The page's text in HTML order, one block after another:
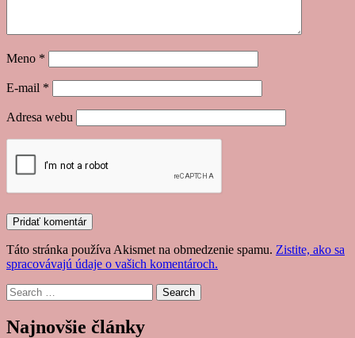
Meno *
E-mail *
Adresa webu
Táto stránka používa Akismet na obmedzenie spamu. Zistite, ako sa
spracovávajú údaje o vašich komentároch.
Search
Najnovšie články